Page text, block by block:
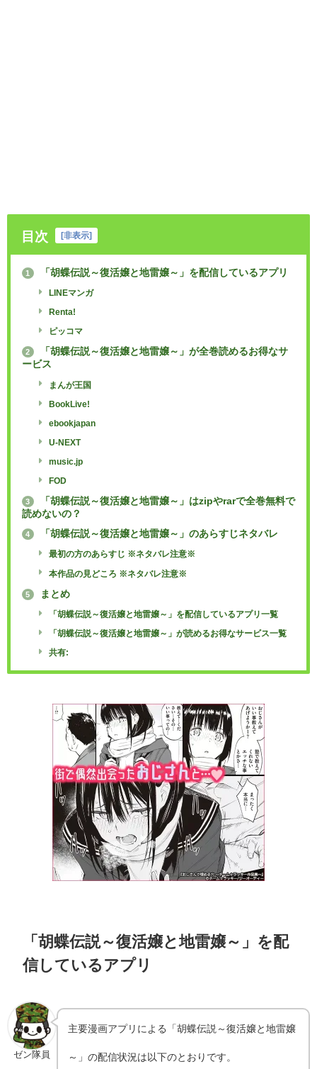
目次 [非表示]
1 「胡蝶伝説～復活嬢と地雷嬢～」を配信しているアプリ
LINEマンガ
Renta!
ピッコマ
2
「胡蝶伝説～復活嬢と地雷嬢～」が全巻読めるお得なサ
ービス
まんが王国
BookLive!
ebookjapan
U-NEXT
music.jp
FOD
3
「胡蝶伝説～復活嬢と地雷嬢～」はzipやrarで全巻無料で
読めないの？
4 「胡蝶伝説～復活嬢と地雷嬢～」のあらすじネタバレ
最初の方のあらすじ ※ネタバレ注意※
本作品の見どころ ※ネタバレ注意※
5 まとめ
「胡蝶伝説～復活嬢と地雷嬢～」を配信しているアプリ一覧
「胡蝶伝説～復活嬢と地雷嬢～」が読めるお得なサービス一覧
共有:
「胡蝶伝説～復活嬢と地雷嬢～」を配
信しているアプリ
ゼン隊員
主要漫画アプリによる「胡蝶伝説～復活嬢と地雷嬢
～」の配信状況は以下のとおりです。